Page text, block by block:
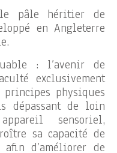
pâle héritier de
en Angleterre
: l’avenir de
exclusivement
physiques
dépassant de loin
sensoriel,
sa capacité de
d’améliorer de